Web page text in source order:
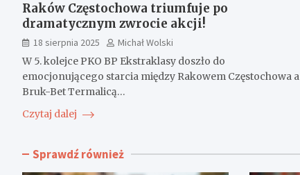
Raków Częstochowa triumfuje po
dramatycznym zwrocie akcji!
18 sierpnia 2025
Michał Wolski
W 5. kolejce PKO BP Ekstraklasy doszło do
emocjonującego starcia między Rakowem Częstochowa a
Bruk-Bet Termalicą…
Czytaj dalej
Sprawdź również